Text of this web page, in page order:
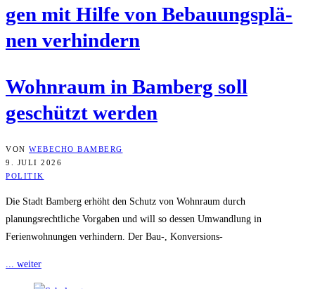
gen mit Hil­fe von Bebau­ungs­plä­
nen verhindern
Wohn­raum in Bam­berg soll
geschützt werden
VON WEBECHO BAMBERG
9. JULI 2026
POLITIK
Die Stadt Bamberg erhöht den Schutz von Wohnraum durch
planungsrechtliche Vorgaben und will so dessen Umwandlung in
Ferienwohnungen verhindern. Der Bau-, Konversions-
... weiter